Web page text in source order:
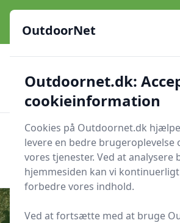
OutdoorNet - Inspiration, guides og
himmel
23 produktyper 🔐Sikker nethandel
Verificerede webshops
Søg nu
Søg nu
OutdoorNet
Outdoornet.dk:
cookieinformation
Cookies på Outdoornet.dk
levere en bedre brugeroplevelse
vores tjenester. Ved at analysere
hjemmesiden kan vi
forbedre vores indhold.
Ved at fortsætte med at bruge